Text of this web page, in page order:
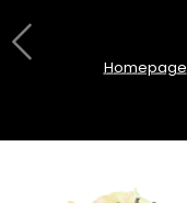
Homepage
Previous